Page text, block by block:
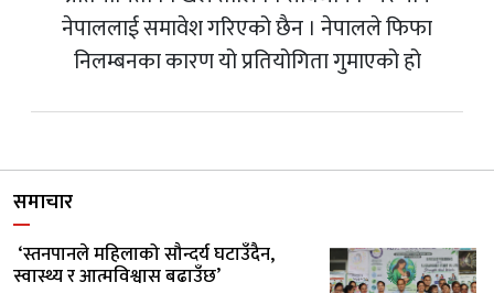
नेपाललाई समावेश गरिएको छैन । नेपालले फिफा
निलम्बनका कारण यो प्रतियोगिता गुमाएको हो
समाचार
‘स्तनपानले महिलाको सौन्दर्य घटाउँदैन,
स्वास्थ्य र आत्मविश्वास बढाउँछ’